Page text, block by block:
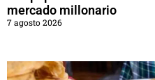
mercado millonario
7 agosto 2026